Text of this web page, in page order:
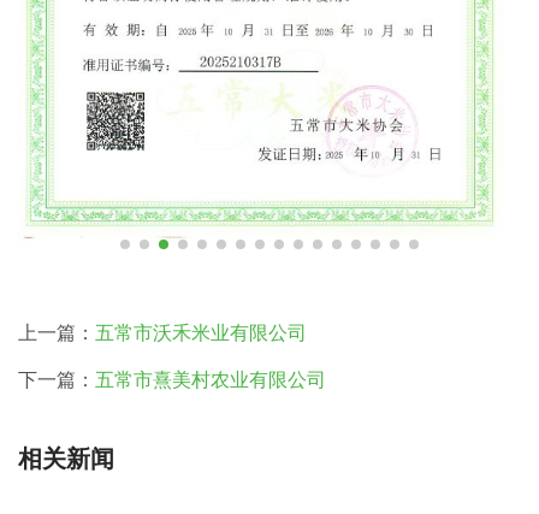
上一篇： 五常市沃禾米业有限公司
下一篇： 五常市熹美村农业有限公司
相关新闻